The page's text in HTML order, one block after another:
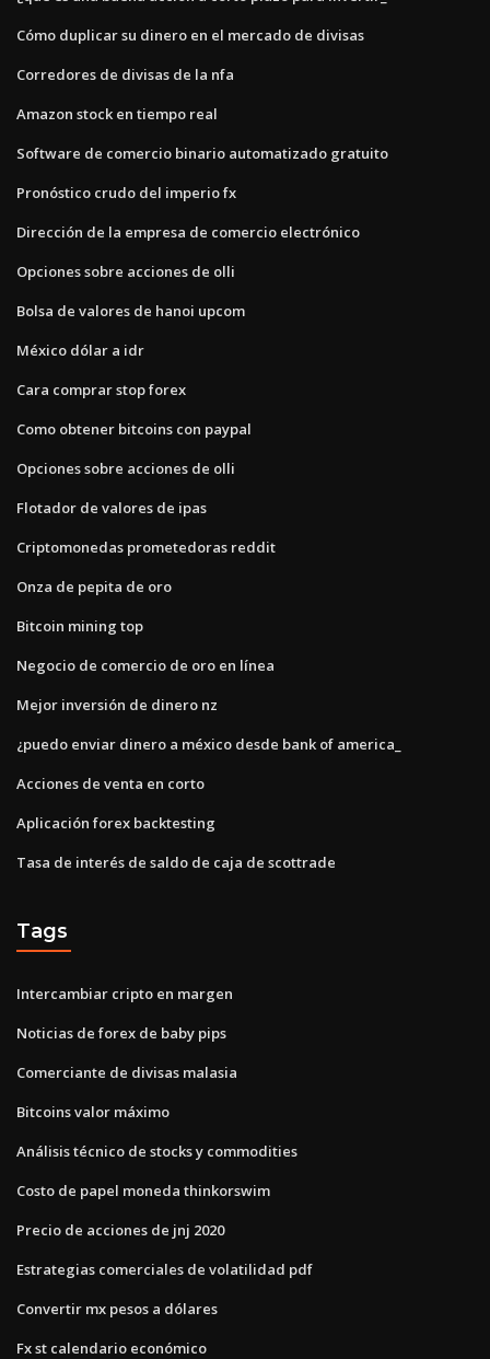
Cómo duplicar su dinero en el mercado de divisas
Corredores de divisas de la nfa
Amazon stock en tiempo real
Software de comercio binario automatizado gratuito
Pronóstico crudo del imperio fx
Dirección de la empresa de comercio electrónico
Opciones sobre acciones de olli
Bolsa de valores de hanoi upcom
México dólar a idr
Cara comprar stop forex
Como obtener bitcoins con paypal
Opciones sobre acciones de olli
Flotador de valores de ipas
Criptomonedas prometedoras reddit
Onza de pepita de oro
Bitcoin mining top
Negocio de comercio de oro en línea
Mejor inversión de dinero nz
¿puedo enviar dinero a méxico desde bank of america_
Acciones de venta en corto
Aplicación forex backtesting
Tasa de interés de saldo de caja de scottrade
Tags
Intercambiar cripto en margen
Noticias de forex de baby pips
Comerciante de divisas malasia
Bitcoins valor máximo
Análisis técnico de stocks y commodities
Costo de papel moneda thinkorswim
Precio de acciones de jnj 2020
Estrategias comerciales de volatilidad pdf
Convertir mx pesos a dólares
Fx st calendario económico